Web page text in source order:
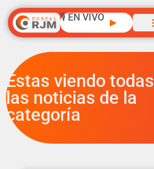
🎙️ EN VIVO ▶
Estas viendo todas
las noticias de la
categoría